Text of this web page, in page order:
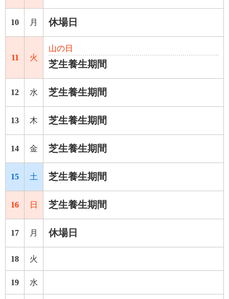
10 月 休場日
11 火
山の日
芝生養生期間
12 水 芝生養生期間
13 木 芝生養生期間
14 金 芝生養生期間
15 土 芝生養生期間
16 日 芝生養生期間
17 月 休場日
18 火
19 水